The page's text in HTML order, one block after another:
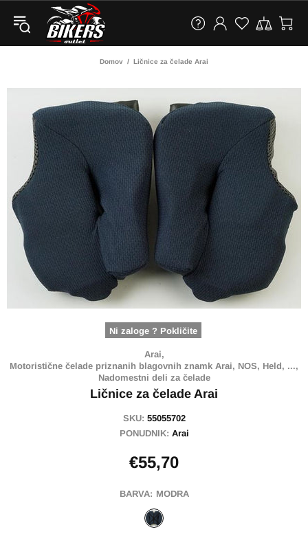
Domov Ličnice za čelade Arai
Ni zaloge ? Pokličite
Arai,
Motoristične čelade priznanih blagovnih znamk Arai, NOS, Held, ...,
Nadomestni deli za čelade
Ličnice za čelade Arai
SKU: 55055702
PONUDNIK: Arai
€55,70
BARVA: MODRA